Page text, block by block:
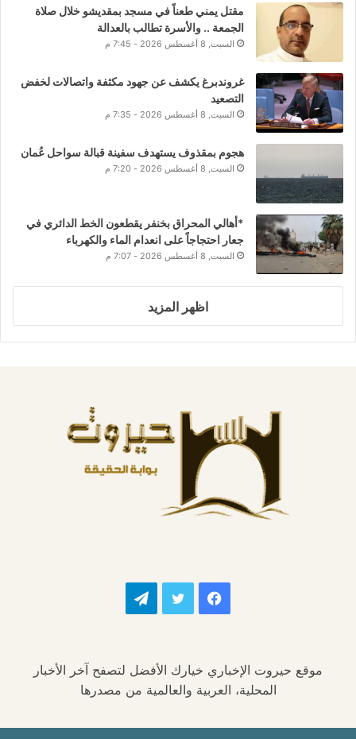
مقتل يمني طعناً في مسجد بمقديشو خلال صلاة
الجمعة .. والأسرة تطالب بالعدالة
السبت, 8 أغسطس 2026 - 7:45 م
غروندبرغ يكشف عن جهود مكثفة واتصالات لخفض
التصعيد
السبت, 8 أغسطس 2026 - 7:35 م
هجوم بمقذوف يستهدف سفينة قبالة سواحل عُمان
السبت, 8 أغسطس 2026 - 7:20 م
*أهالي المحراق بخنفر يقطعون الخط الدائري في
جعار احتجاجاً على انعدام الماء والكهرباء
السبت, 8 أغسطس 2026 - 7:07 م
اظهر المزيد
فيسبوك تويتر تيلقرام
موقع حيروت الإخباري خيارك الأفضل لتصفح آخر الأخبار
المحلية، العربية والعالمية من مصدرها